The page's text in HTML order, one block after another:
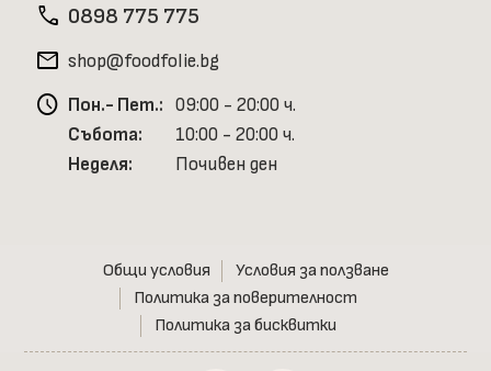
phone 0898 775 775
mail shop@foodfolie.bg
schedule Пон.- Пет.: 09:00 - 20:00 ч.
Събота:
10:00 - 20:00 ч.
Неделя:
Почивен ден
Общи условия
Условия за ползване
Политика за поверителност
Политика за бисквитки